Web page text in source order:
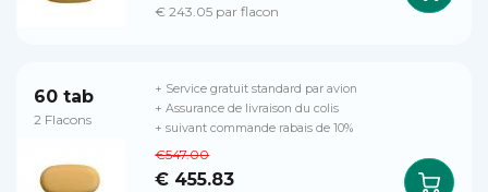
€ 243.05 par flacon
60 tab
2 Flacons
€547.00
€ 455.83
+ Service gratuit standard par avion
+ Assurance de livraison du colis
+ suivant commande rabais de 10%